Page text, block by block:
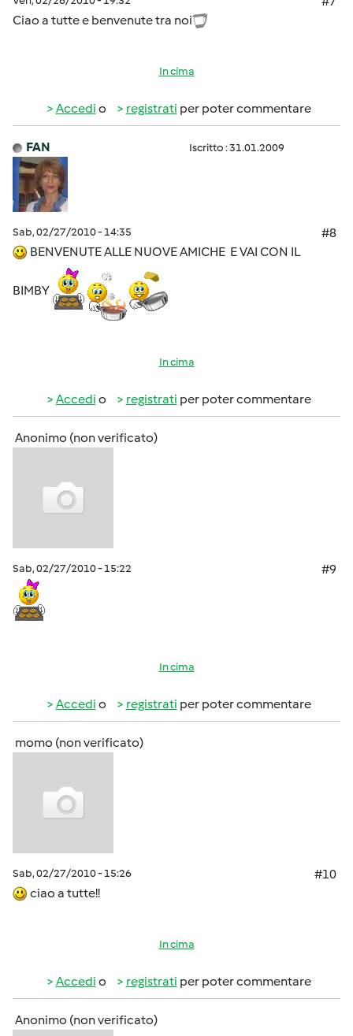
Ciao a tutte e benvenute tra noi
In cima
Accedi o registrati per poter commentare
FAN Iscritto : 31.01.2009
Sab, 02/27/2010 - 14:35
#8
BENVENUTE ALLE NUOVE AMICHE E VAI CON IL
BIMBY
In cima
Accedi o registrati per poter commentare
Anonimo (non verificato)
Sab, 02/27/2010 - 15:22 #9
In cima
Accedi o registrati per poter commentare
momo (non verificato)
Sab, 02/27/2010 - 15:26
#10
ciao a tutte!!
In cima
Accedi o registrati per poter commentare
Anonimo (non verificato)